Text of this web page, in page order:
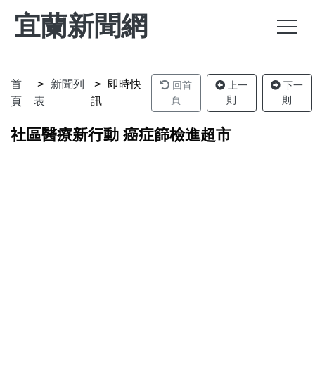
宜蘭新聞網
首
頁
新聞列
表
即時快
訊
回首
頁
上一
則
下一
則
社區醫療新行動 癌症篩檢進超市